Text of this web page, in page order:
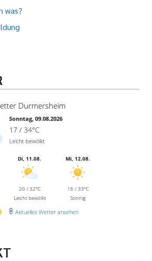
was?
Durmersheim
Sonntag, 09.08.2026
17 / 34°C
Leicht bewölkt
Di, 11.08.
20 / 32°C
Leicht bewölkt
Mi, 12.08.
16 / 33°C
Sonnig
Aktuelles Wetter ansehen